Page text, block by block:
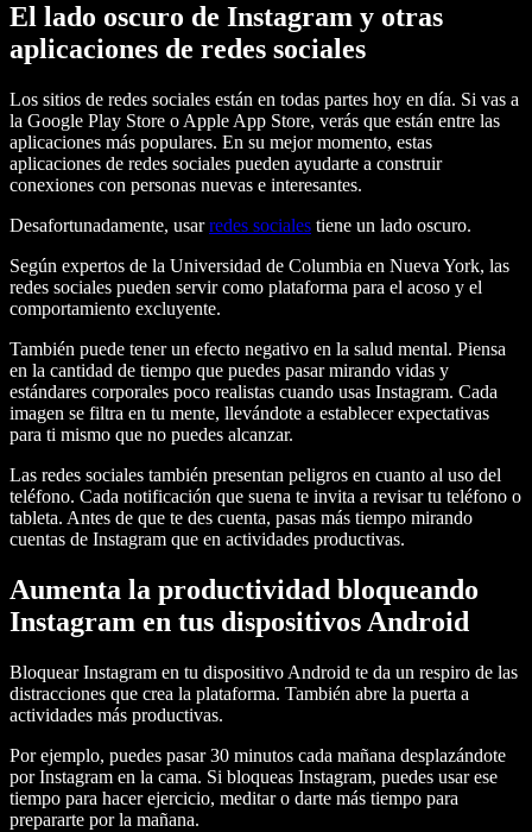
El lado oscuro de Instagram y otras
aplicaciones de redes sociales
Los sitios de redes sociales están en todas partes hoy en día. Si vas a
la Google Play Store o Apple App Store, verás que están entre las
aplicaciones más populares. En su mejor momento, estas
aplicaciones de redes sociales pueden ayudarte a construir
conexiones con personas nuevas e interesantes.
Desafortunadamente, usarredes sociales tiene un lado oscuro.
Según expertos de la Universidad de Columbia en Nueva York, las
redes sociales pueden servir como plataforma para el acoso y el
comportamiento excluyente.
También puede tener un efecto negativo en la salud mental. Piensa
en la cantidad de tiempo que puedes pasar mirando vidas y
estándares corporales poco realistas cuando usas Instagram. Cada
imagen se filtra en tu mente, llevándote a establecer expectativas
para ti mismo que no puedes alcanzar.
Las redes sociales también presentan peligros en cuanto al uso del
teléfono. Cada notificación que suena te invita a revisar tu teléfono o
tableta. Antes de que te des cuenta, pasas más tiempo mirando
cuentas de Instagram que en actividades productivas.
Aumenta la productividad bloqueando
Instagram en tus dispositivos Android
Bloquear Instagram en tu dispositivo Android te da un respiro de las
distracciones que crea la plataforma. También abre la puerta a
actividades más productivas.
Por ejemplo, puedes pasar 30 minutos cada mañana desplazándote
por Instagram en la cama. Si bloqueas Instagram, puedes usar ese
tiempo para hacer ejercicio, meditar o darte más tiempo para
prepararte por la mañana.